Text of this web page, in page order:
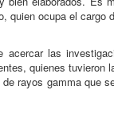
quien ocupa el cargo
acercar las
quienes tuvieron
rayos gamma que